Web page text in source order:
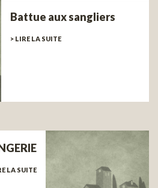
Battue aux sangliers
> LIRE LA SUITE
LA SUITE